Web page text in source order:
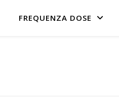
FREQUENZA DOSE